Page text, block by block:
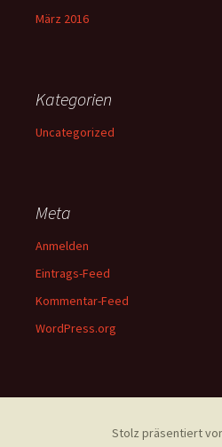
März 2016
Kategorien
Uncategorized
Meta
Anmelden
Eintrags-Feed
Kommentar-Feed
WordPress.org
Stolz präsentiert